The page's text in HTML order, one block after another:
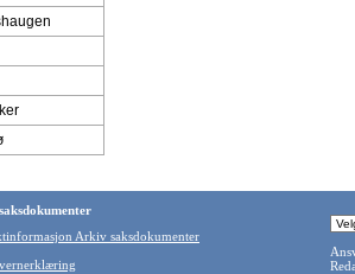
Arkiv saksdokumenter